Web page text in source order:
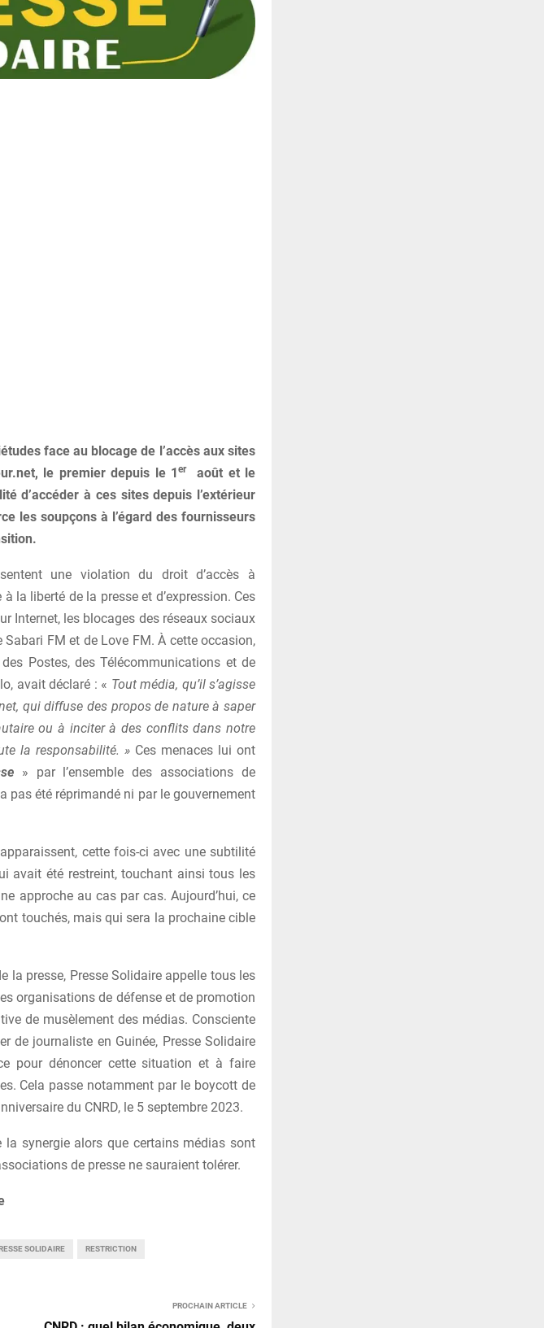
face au blocage de l’accès aux sites
le premier depuis le 1eraoût et le
d’accéder à ces sites depuis l’extérieur
les soupçons à l’égard des fournisseurs
une violation du droit d’accès à
la liberté de la presse et d’expression. Ces
Internet, les blocages des réseaux sociaux
FM et de Love FM. À cette occasion,
Postes, des Télécommunications et de
avait déclaré : « Tout média, qu’il s’agisse
qui diffuse des propos de nature à saper
ou à inciter à des conflits dans notre
la responsabilité. » Ces menaces lui ont
» par l’ensemble des associations de
pas été réprimandé ni par le gouvernement
cette fois-ci avec une subtilité
avait été restreint, touchant ainsi tous les
approche au cas par cas. Aujourd’hui, ce
touchés, mais qui sera la prochaine cible
la presse, Presse Solidaire appelle tous les
organisations de défense et de promotion
de musèlement des médias. Consciente
de journaliste en Guinée, Presse Solidaire
pour dénoncer cette situation et à faire
Cela passe notamment par le boycott de
du CNRD, le 5 septembre 2023.
la synergie alors que certains médias sont
de presse ne sauraient tolérer.
SOLIDAIRE RESTRICTION
PROCHAIN ARTICLE